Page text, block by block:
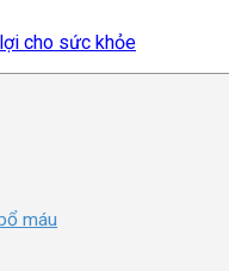
cho sức khỏe
máu